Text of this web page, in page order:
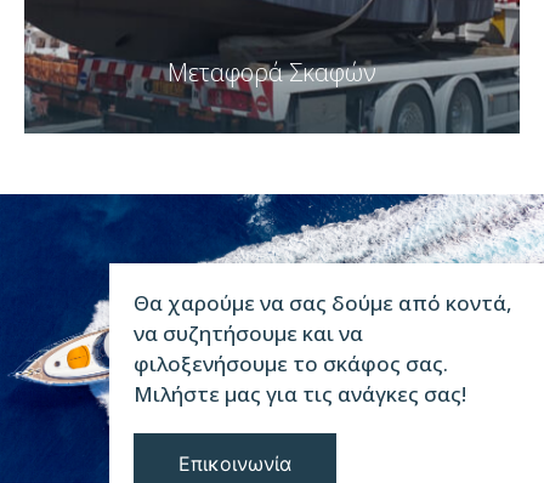
Μεταφορά Σκαφών
Θα χαρούμε να σας δούμε από κοντά,
να συζητήσουμε και να
φιλοξενήσουμε το σκάφος σας.
Μιλήστε μας για τις ανάγκες σας!
Επικοινωνία